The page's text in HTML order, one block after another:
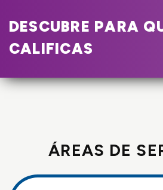
DESCUBRE PARA
CALIFICAS
ÁREAS DE